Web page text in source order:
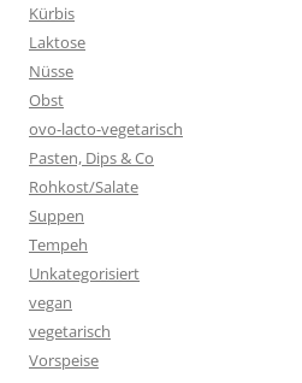
Kürbis
Laktose
Nüsse
Obst
ovo-lacto-vegetarisch
Pasten, Dips & Co
Rohkost/Salate
Suppen
Tempeh
Unkategorisiert
vegan
vegetarisch
Vorspeise